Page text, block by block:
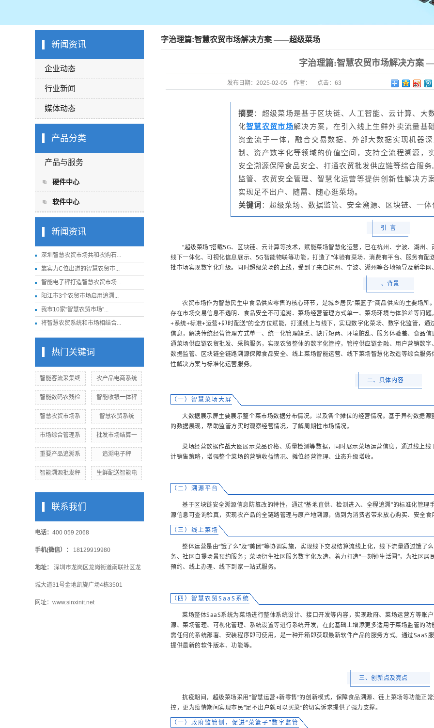
新闻资讯
企业动态
行业新闻
媒体动态
产品分类
产品与服务
硬件中心
软件中心
新闻资讯
深圳智慧农贸市场共和农购石...
靠实力C位出道的智慧农贸市...
智能电子秤打造智慧农贸市场...
阳江市3个农贸市场启用追溯...
我市10家“智慧农贸市场”...
将智慧农贸系统和市场相结合...
热门关键词
智能客流采集终 农产品电商系统
智能数码农残检 智能收银一体秤
智慧农贸市场系 智慧农贸系统
市场综合管理系 批发市场结算一
重要产品追溯系 追溯电子秤
智能溯源批发秤 生鲜配送智能电
联系我们
电话： 400 059 2068
手机(微信）： 18129919980
地址： 深圳市龙岗区龙岗街道南联社区龙
城大道31号金地凯旋广场4栋3501
网址：www.sinxinit.net
字治理篇:智慧农贸市场解决方案 ——超级菜场
字治理篇:智慧农贸市场解决方案
发布日期： 2025-02-05 作者： 点击： 63
摘要：超级菜场是基于区块链、人工智能、云计算、大
化智慧农贸市场解决方案，在引入线上生鲜外卖流量基
资金流于一体，融合交易数据、外部大数据实现机器
制、资产数字化等领域的价值空间，支持全流程溯源，
安全溯源保障食品安全、打通农贸批发供应链等综合服
监管、农贸安全管理、智慧化运营等提供创新性解决方
实现足不出户、随需、随心逛菜场。
关键词：超级菜场、数据监管、安全溯源、区块链、一体
引 言
“超级菜场”搭载5G、区块链、云计算等技术，赋能菜场智慧化运营，已在杭州、宁波、湖州
线下一体化、可视化信息展示、5G智能物联等功能，打造了“体验有菜场、消费有平台、服务有配
批市场实现数字化升级。同时超级菜场的上线，受到了来自杭州、宁波、湖州等各地领导及新华
一、背景
农贸市场作为智慧民生中食品供应零售的核心环节，是城乡居民“菜篮子”商品供应的主要场
存在市场交易信息不透明、食品安全不可追溯、菜场经营管理方式单一、菜场环境与体验差等问
+系统+标准+运营+即时配送”的全方位赋能，打通线上与线下，实现数字化菜场、数字化监管，
信息，解决传统经营管理方式单一、统一化管理缺乏、缺斤短两、环境脏乱、服务体验差、食品
通菜场供应链农贸批发、采购服务，实现农贸整体的数字化管控，管控供应链金融、用户营销数
数据监管、区块链全链路溯源保障食品安全、线上菜场智能运营、线下菜场智慧化改造等综合服
性解决方案与标准化运营服务。
二、具体内容
（一）智慧菜场大屏
大数据展示屏主要展示整个菜市场数据分布情况，以及各个摊位的经营情况。基于异构数据
的数据展现，帮助监管方实时观察经营情况，了解周期性市场情况。
菜场经营数据作战大图展示菜品价格、质量检测等数据，同时展示菜场运营信息，通过线上
计销售策略，增强整个菜场的营销收益情况、摊位经营管理、业态升级增收。
（二）溯源平台
基于区块链安全溯源信息防篡改的特性，通过“基地直供、检测进入、全程追溯”的标准化管
源信息可查询验真，实现农产品的全链路管理与原产地溯源，做到为消费者带来放心购买、安全食
（三）线上菜场
整体运营是由“饿了么”及“美团”等协调实施，实现线下交易结算流线上化，线下流量通过饿
务、社区自提场景预约服务；菜场衍生社区服务数字化改造，着力打造“一刻钟生活圈”，为社区
预约、线上办理、线下到家一站式服务。
（四）智慧农贸SaaS系统
菜场整体SaaS系统为菜场进行整体系统设计、接口开发等内容，实现政府、菜场运营方等账
源、菜场管理、可视化管理、系统设置等进行系统开发，在此基础上增添更多适用于菜场监管的
需任何的系统部署、安装程序即可使用，是一种开箱即获取最新软件产品的服务方式。通过SaaS
提供最新的软件版本、功能等。
三、创新点及亮点
抗疫期间，超级菜场采用“智慧运营+新零售”的创新模式，保障食品溯源、链上菜场等功能正
控，更为疫情期间实现市民“足不出户就可以买菜“的切实诉求提供了强力支撑。
（一）政府监管侧，促进“菜篮子”数字监管